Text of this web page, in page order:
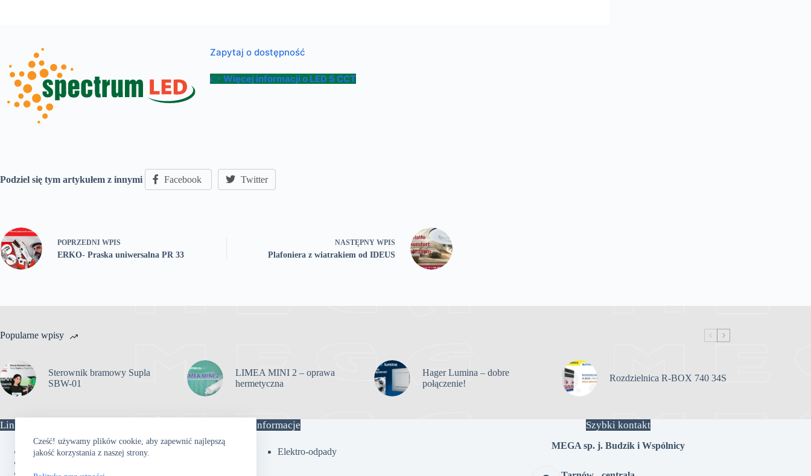
Cześć! używamy plików cookie, aby zapewnić najlepszą
jakość korzystania z naszej strony.
Zapytaj o dostępność
👉Więcej informacji o LED 5 CCT
Podziel się tym artykułem z innymi Facebook Twitter
POPRZEDNI WPIS
ERKO- Praska uniwersalna PR 33
NASTĘPNY WPIS
Plafoniera z wiatrakiem od IDEUS
Popularne wpisy
Sterownik bramowy Supla
SBW-01
LIMEA MINI 2 – oprawa
hermetyczna
Hager Lumina – dobre
połączenie!
Rozdzielnica R-BOX 740 34S
Linki
Firma
Mapa strony
Informacje
Elektro-odpady
Szybki kontakt
MEGA sp. j. Budzik i Wspólnicy